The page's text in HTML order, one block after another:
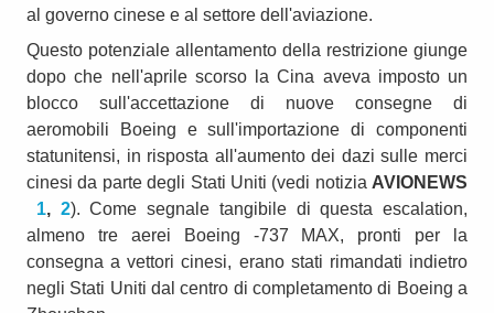
al governo cinese e al settore dell'aviazione.
Questo potenziale allentamento della restrizione giunge
dopo che nell'aprile scorso la Cina aveva imposto un
blocco sull'accettazione di nuove consegne di
aeromobili Boeing e sull'importazione di componenti
statunitensi, in risposta all'aumento dei dazi sulle merci
cinesi da parte degli Stati Uniti (vedi notizia AVIONEWS
1, 2). Come segnale tangibile di questa escalation,
almeno tre aerei Boeing -737 MAX, pronti per la
consegna a vettori cinesi, erano stati rimandati indietro
negli Stati Uniti dal centro di completamento di Boeing a